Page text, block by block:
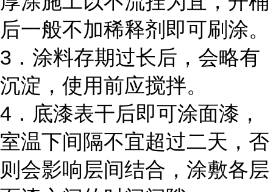
后一般不加稀释剂即可刷涂。
3 ．涂料存期过长后，会略有
沉淀，使用前应搅拌。
4 ．底漆表干后即可涂面漆，
室温下间隔不宜超过二天，否
则会影响层间结合，涂敷各层